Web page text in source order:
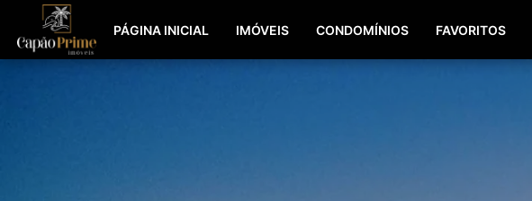
PÁGINA INICIAL IMÓVEIS CONDOMÍNIOS FAVORITOS